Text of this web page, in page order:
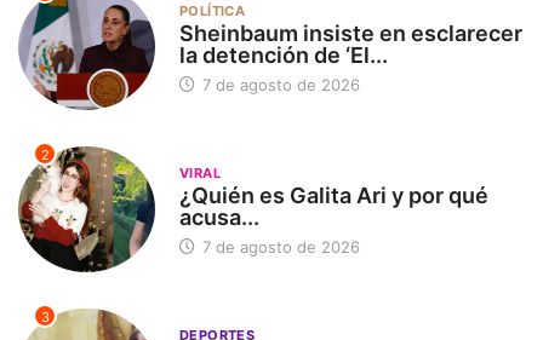
POLÍTICA
Sheinbaum insiste en esclarecer
la detención de ‘El...
7 de agosto de 2026
2
VIRAL
¿Quién es Galita Ari y por qué
acusa...
7 de agosto de 2026
3
DEPORTES